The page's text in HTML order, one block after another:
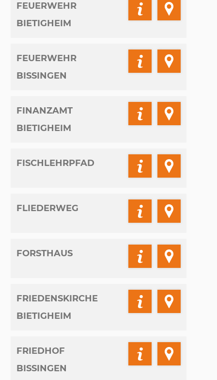
FEUERWEHR
BIETIGHEIM
FEUERWEHR
BISSINGEN
FINANZAMT
BIETIGHEIM
FISCHLEHRPFAD
FLIEDERWEG
FORSTHAUS
FRIEDENSKIRCHE
BIETIGHEIM
FRIEDHOF
BISSINGEN